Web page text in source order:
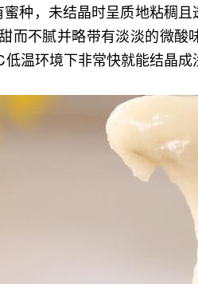
种，未结晶时呈质地粘稠
而不腻并略带有淡淡的微
温环境下非常快就能结晶成